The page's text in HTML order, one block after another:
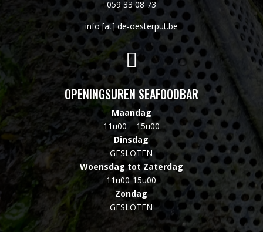
059 33 08 73
info [at] de-oesterput.be

OPENINGSUREN SEAFOODBAR
Maandag
11u00 – 15u00
Dinsdag
GESLOTEN
Woensdag tot Zaterdag
11u00-15u00
Zondag
GESLOTEN